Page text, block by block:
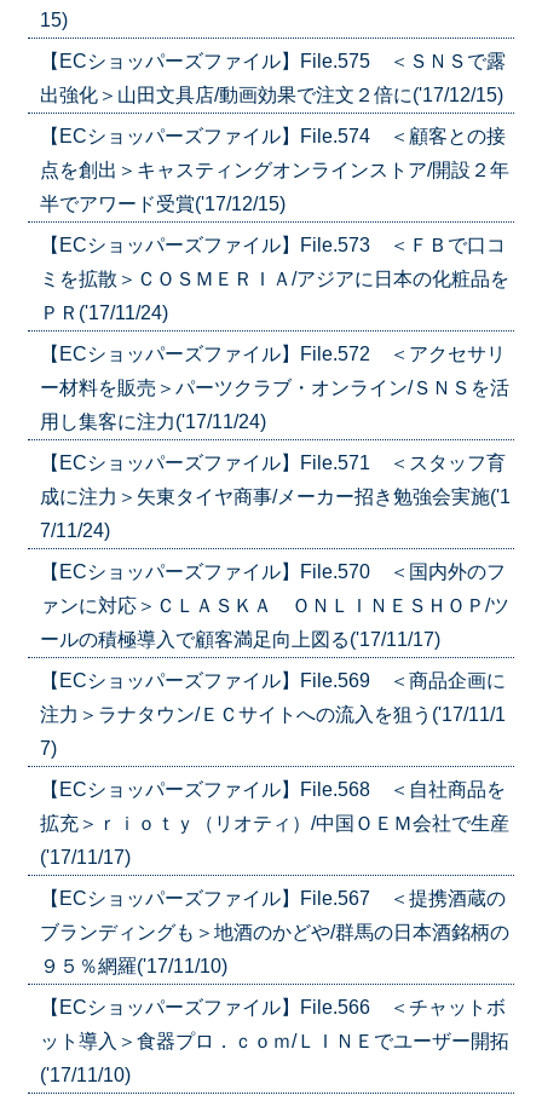
15)
【ECショッパーズファイル】File.575 ＜ＳＮＳで露
出強化＞山田文具店/動画効果で注文２倍に('17/12/15)
【ECショッパーズファイル】File.574 ＜顧客との接
点を創出＞キャスティングオンラインストア/開設２年
半でアワード受賞('17/12/15)
【ECショッパーズファイル】File.573 ＜ＦＢで口コ
ミを拡散＞ＣＯＳＭＥＲＩＡ/アジアに日本の化粧品を
ＰＲ('17/11/24)
【ECショッパーズファイル】File.572 ＜アクセサリ
ー材料を販売＞パーツクラブ・オンライン/ＳＮＳを活
用し集客に注力('17/11/24)
【ECショッパーズファイル】File.571 ＜スタッフ育
成に注力＞矢東タイヤ商事/メーカー招き勉強会実施('1
7/11/24)
【ECショッパーズファイル】File.570 ＜国内外のフ
ァンに対応＞ＣＬＡＳＫＡ ＯＮＬＩＮＥＳＨＯＰ/ツ
ールの積極導入で顧客満足向上図る('17/11/17)
【ECショッパーズファイル】File.569 ＜商品企画に
注力＞ラナタウン/ＥＣサイトへの流入を狙う('17/11/1
7)
【ECショッパーズファイル】File.568 ＜自社商品を
拡充＞ｒｉｏｔｙ（リオティ）/中国ＯＥＭ会社で生産
('17/11/17)
【ECショッパーズファイル】File.567 ＜提携酒蔵の
ブランディングも＞地酒のかどや/群馬の日本酒銘柄の
９５％網羅('17/11/10)
【ECショッパーズファイル】File.566 ＜チャットボ
ット導入＞食器プロ．ｃｏｍ/ＬＩＮＥでユーザー開拓
('17/11/10)